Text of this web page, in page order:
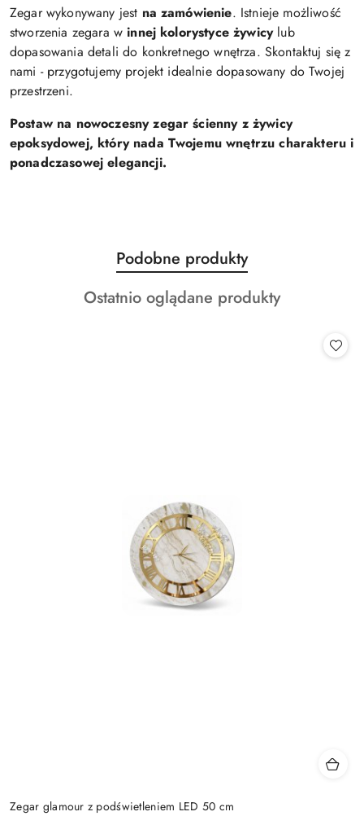
Zegar wykonywany jest na zamówienie. Istnieje możliwość
stworzenia zegara winnej kolorystyce żywicylub
dopasowania detali do konkretnego wnętrza. Skontaktuj się z
nami - przygotujemy projekt idealnie dopasowany do Twojej
przestrzeni.
Postaw na nowoczesny zegar ścienny z żywicy
epoksydowej, który nada Twojemu wnętrzu charakteru i
ponadczasowej elegancji.
Pomiń karuzelę produktów
Produkty
o
statusie:
Podobne produkty
Produkty
Ostatnio oglądane produkty
Zegar glamour z podświetleniem LED 50 cm